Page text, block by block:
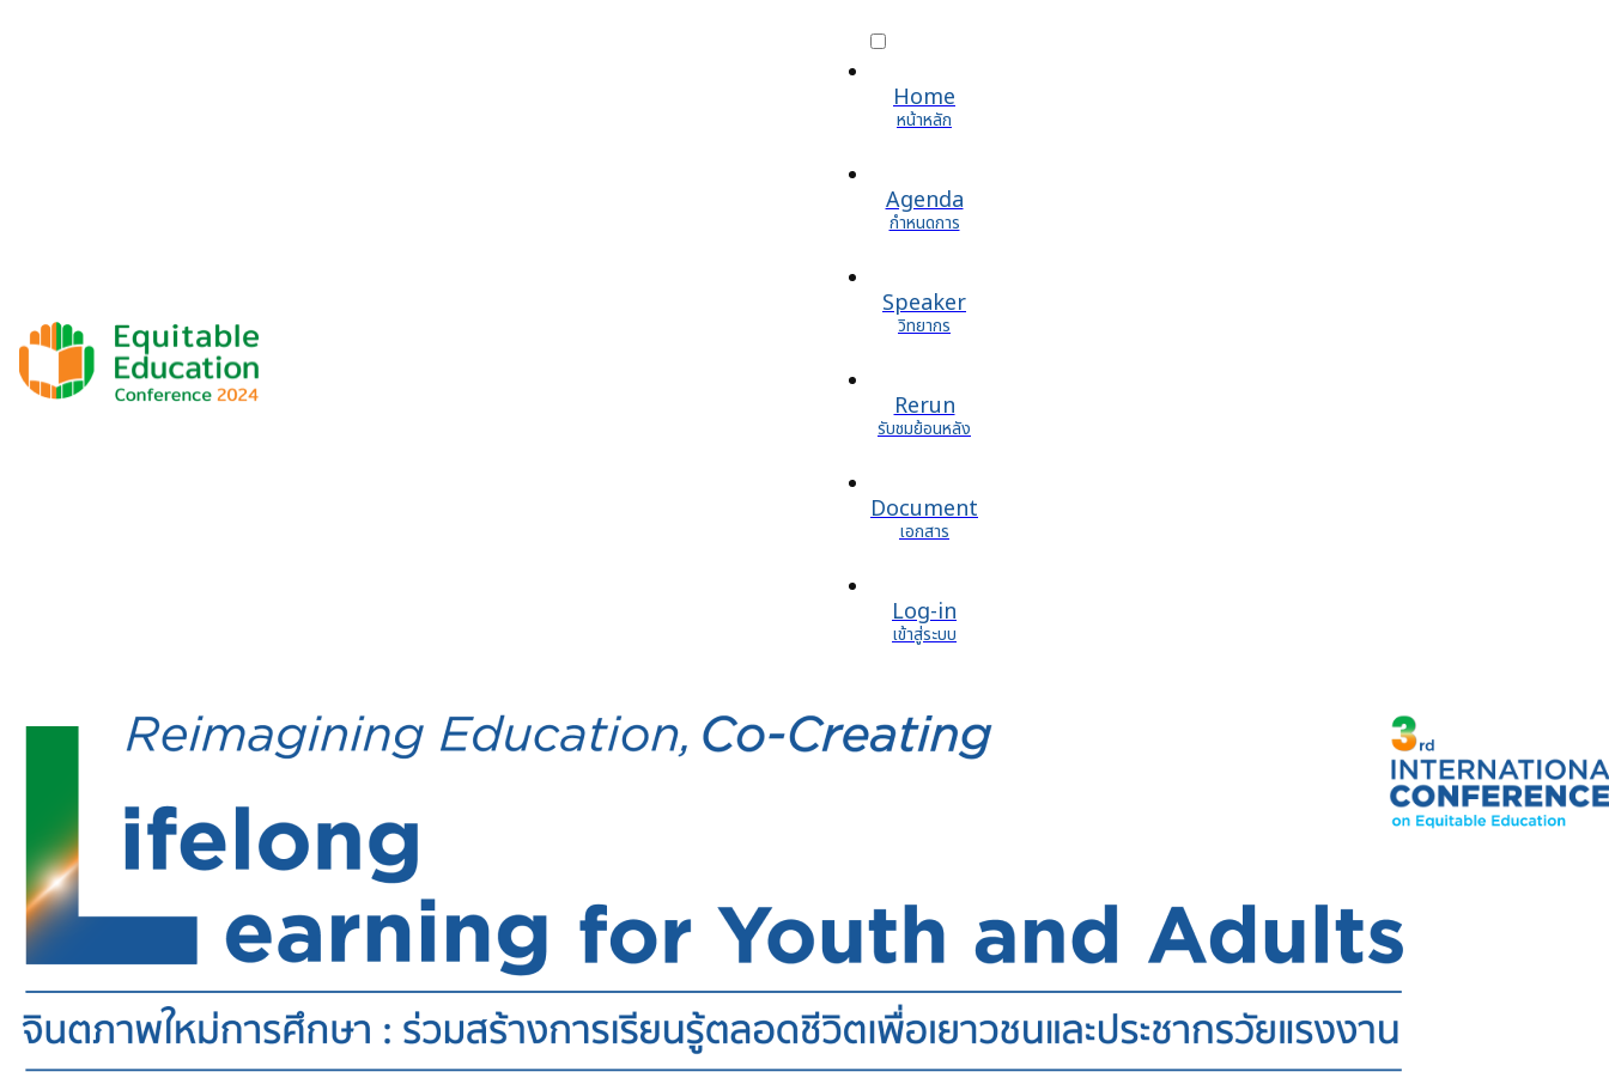
Home
หน้าหลัก
Agenda
กำหนดการ
Speaker
วิทยากร
Rerun
รับชมย้อนหลัง
Document
เอกสาร
Log-in
เข้าสู่ระบบ